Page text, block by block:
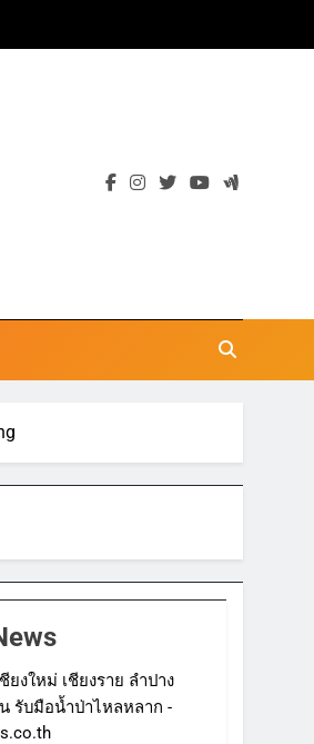
ยงใหม่ เชียงราย ลำปาง
รับมือน้ำป่าไหลหลาก -